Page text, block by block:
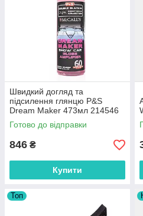
Швидкий догляд та
підсилення глянцю P&S
Dream Maker 473мл 214546
Готово до відправки
846 ₴
Купити
Топ